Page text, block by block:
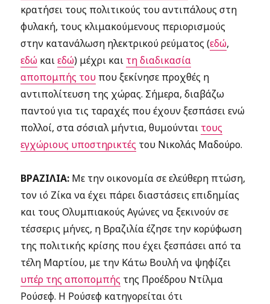
κρατήσει τους πολιτικούς του αντιπάλους στη
φυλακή, τους κλιμακούμενους περιορισμούς
στην κατανάλωση ηλεκτρικού ρεύματος (εδώ,
εδώ καιεδώ) μέχρι και τη διαδικασία
αποπομπής του που ξεκίνησε προχθές η
αντιπολίτευση της χώρας. Σήμερα, διαβάζω
παντού για τις ταραχές που έχουν ξεσπάσει ενώ
πολλοί, στα σόσιαλ μήντια, θυμούνται τους
εγχώριους υποστηρικτές του Νικολάς Μαδούρο.
ΒΡΑΖΙΛΙΑ: Με την οικονομία σε ελεύθερη πτώση,
τον ιό Ζίκα να έχει πάρει διαστάσεις επιδημίας
και τους Ολυμπιακούς Αγώνες να ξεκινούν σε
τέσσερις μήνες, η Βραζιλία έζησε την κορύφωση
της πολιτικής κρίσης που έχει ξεσπάσει από τα
τέλη Μαρτίου, με την Κάτω Βουλή να ψηφίζει
υπέρ της αποπομπής της Προέδρου Ντίλμα
Ρούσεφ. Η Ρούσεφ κατηγορείται ότι